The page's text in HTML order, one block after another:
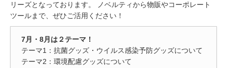
リーズとなっております。 ノベルティから物販やコーポレート
ツールまで、ぜひご活用ください！
7月・8月は２テーマ！
テーマ1：抗菌グッズ・ウイルス感染予防グッズについて
テーマ2：環境配慮グッズについて